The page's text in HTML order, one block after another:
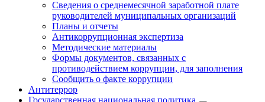
Сведения о среднемесячной заработной плате
руководителей муниципальных организаций
Планы и отчеты
Антикоррупционная экспертиза
Методические материалы
Формы документов, связанных с
противодействием коррупции, для заполнения
Сообщить о факте коррупции
Антитеррор